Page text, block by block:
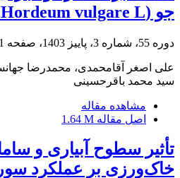
جو (Hordeum vulgare L.)
دوره 55، شماره 3، پاییز 1403، صفحه
علی اصغر آقامحمدی، محمدرضا
سید محمد باقرحسینی
مشاهده مقاله
اصل مقاله 1.64 M
تأثیر سطوح آبیاری و
خاک‌ورزی بر عملکرد